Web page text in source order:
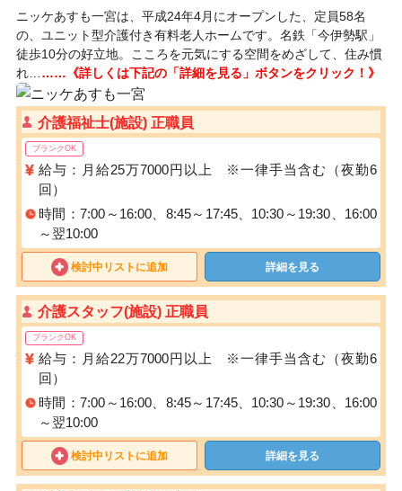
ニッケあすも一宮は、平成24年4月にオープンした、定員58名
の、ユニット型介護付き有料老人ホームです。名鉄「今伊勢駅」
徒歩10分の好立地。こころを元気にする空間をめざして、住み慣
れ… ……《詳しくは下記の「詳細を見る」ボタンをクリック！》
介護福祉士(施設) 正職員
ブランクOK
給与：月給25万7000円以上 ※一律手当含む（夜勤6
回）
時間：7:00～16:00、8:45～17:45、10:30～19:30、16:00
～翌10:00
検討中リストに追加 詳細を見る
介護スタッフ(施設) 正職員
ブランクOK
給与：月給22万7000円以上 ※一律手当含む（夜勤6
回）
時間：7:00～16:00、8:45～17:45、10:30～19:30、16:00
～翌10:00
検討中リストに追加 詳細を見る